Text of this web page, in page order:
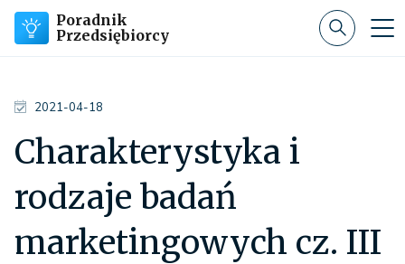
Poradnik
Przedsiębiorcy
2021-04-18
Charakterystyka i
rodzaje badań
marketingowych cz. III